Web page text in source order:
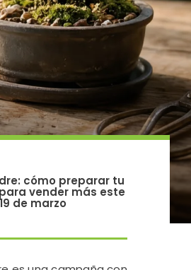
cómo preparar tu
vender más este
19 de marzo